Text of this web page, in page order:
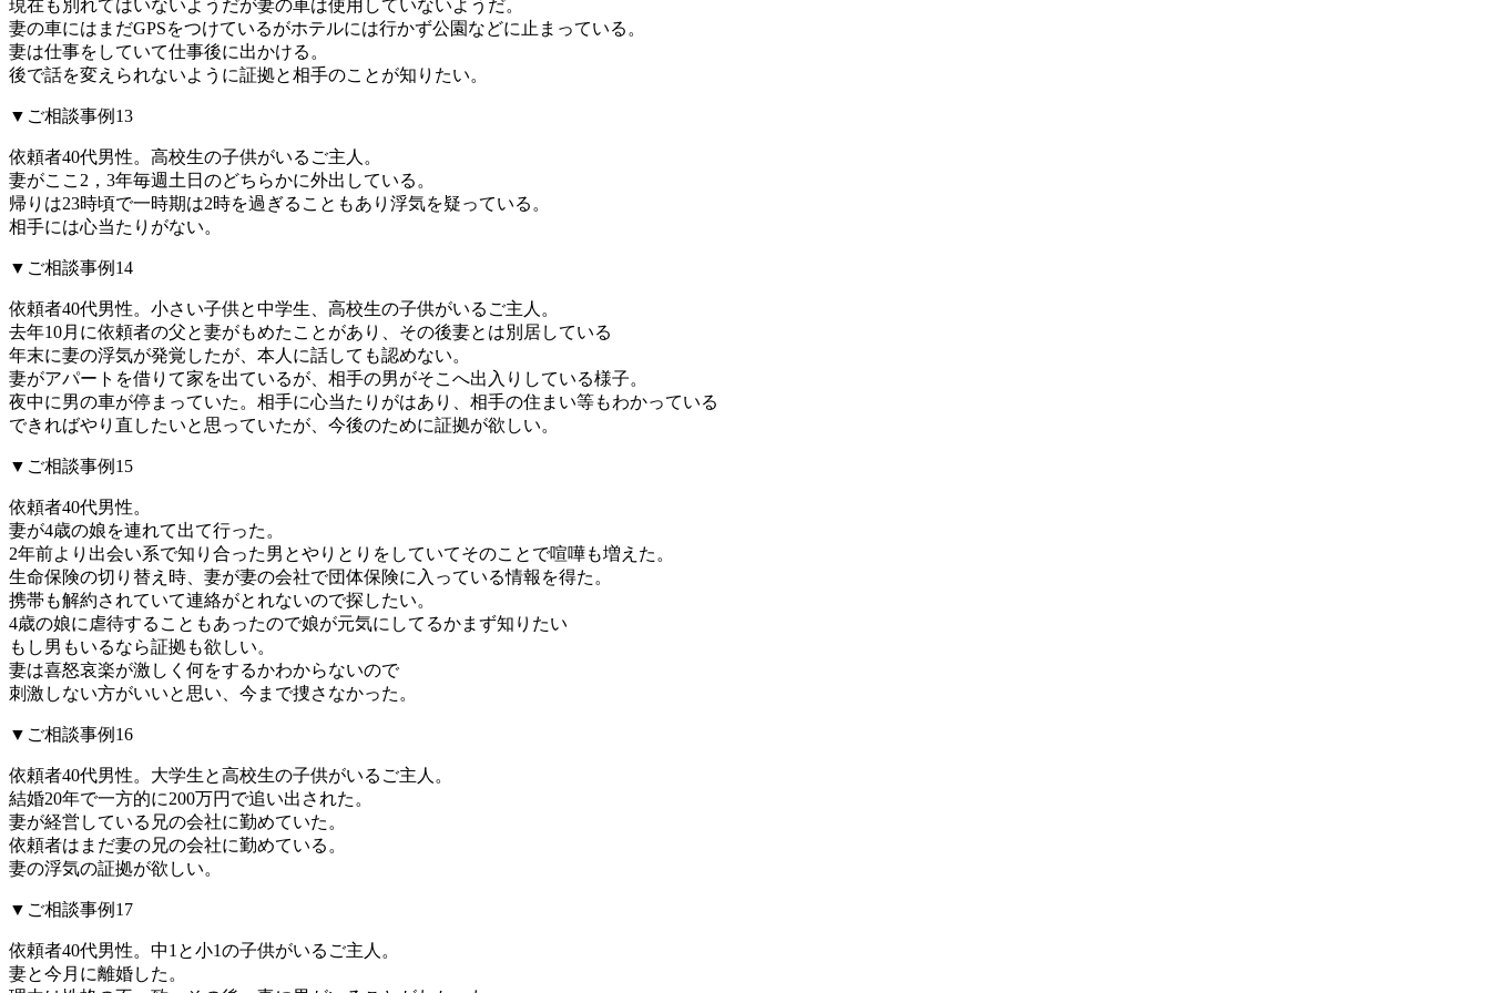
現在も別れてはいないようだが妻の車は使用していないようだ。
妻の車にはまだGPSをつけているがホテルには行かず公園などに止まっている。
妻は仕事をしていて仕事後に出かける。
後で話を変えられないように証拠と相手のことが知りたい。
▼ご相談事例13
依頼者40代男性。高校生の子供がいるご主人。
妻がここ2，3年毎週土日のどちらかに外出している。
帰りは23時頃で一時期は2時を過ぎることもあり浮気を疑っている。
相手には心当たりがない。
▼ご相談事例14
依頼者40代男性。小さい子供と中学生、高校生の子供がいるご主人。
去年10月に依頼者の父と妻がもめたことがあり、その後妻とは別居している
年末に妻の浮気が発覚したが、本人に話しても認めない。
妻がアパートを借りて家を出ているが、相手の男がそこへ出入りしている様子。
夜中に男の車が停まっていた。相手に心当たりがはあり、相手の住まい等もわかっている
できればやり直したいと思っていたが、今後のために証拠が欲しい。
▼ご相談事例15
依頼者40代男性。
妻が4歳の娘を連れて出て行った。
2年前より出会い系で知り合った男とやりとりをしていてそのことで喧嘩も増えた。
生命保険の切り替え時、妻が妻の会社で団体保険に入っている情報を得た。
携帯も解約されていて連絡がとれないので探したい。
4歳の娘に虐待することもあったので娘が元気にしてるかまず知りたい
もし男もいるなら証拠も欲しい。
妻は喜怒哀楽が激しく何をするかわからないので
刺激しない方がいいと思い、今まで捜さなかった。
▼ご相談事例16
依頼者40代男性。大学生と高校生の子供がいるご主人。
結婚20年で一方的に200万円で追い出された。
妻が経営している兄の会社に勤めていた。
依頼者はまだ妻の兄の会社に勤めている。
妻の浮気の証拠が欲しい。
▼ご相談事例17
依頼者40代男性。中1と小1の子供がいるご主人。
妻と今月に離婚した。